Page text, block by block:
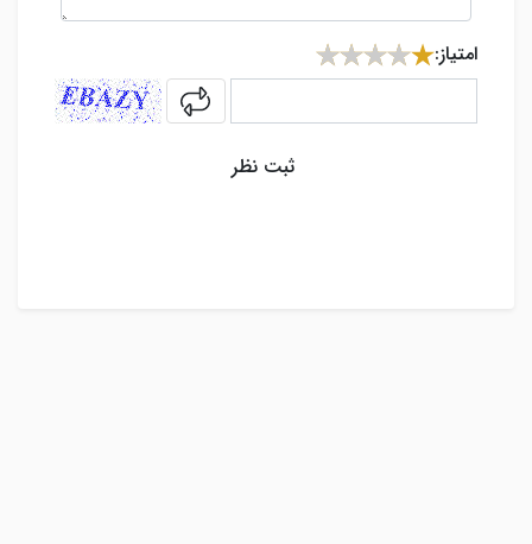
امتیاز:
captcha
ثبت نظر